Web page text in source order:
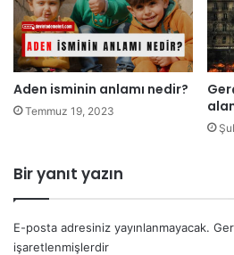
Aden isminin anlamı nedir?
Temmuz 19, 2023
Bir yanıt yazın
E-posta adresiniz yayınlanmayacak.
işaretlenmişlerdir